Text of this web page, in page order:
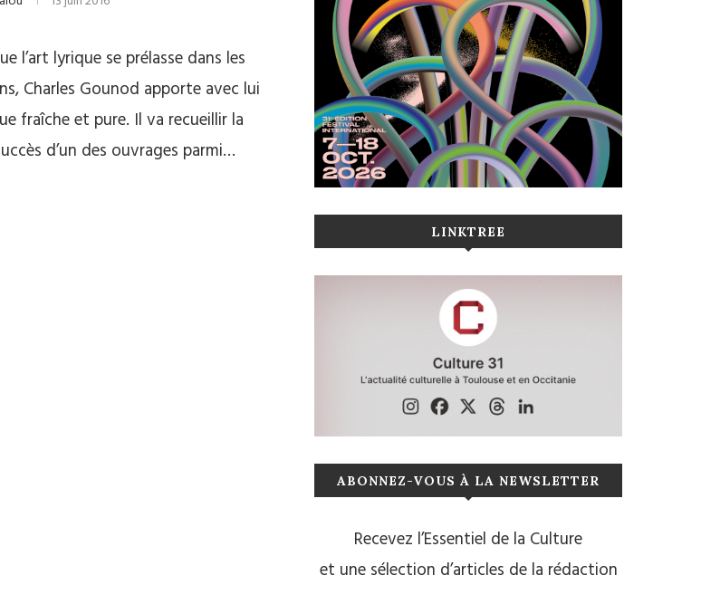
l’art lyrique se prélasse dans les
Charles Gounod apporte avec lui
fraîche et pure. Il va recueillir la
d’un des ouvrages parmi…
LINKTREE
ABONNEZ-VOUS À LA NEWSLETTER
Recevez l’Essentiel de la Culture
et une sélection d’articles de la rédaction